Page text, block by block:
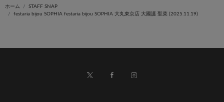
ホーム
STAFF SNAP
festaria bijou SOPHIA festaria bijou SOPHIA 大丸東京店 大國護 聖菜 (2025.11.19)